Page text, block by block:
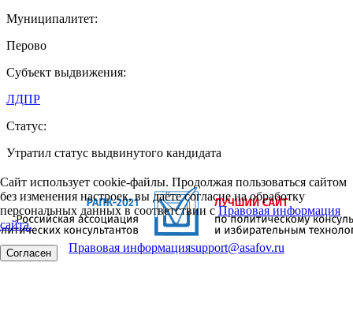
Муниципалитет:
Перово
Субъект выдвижения:
ЛДПР
Статус:
Утратил статус выдвинутого кандидата
Сайт использует cookie-файлы. Продолжая пользоваться сайтом
без изменения настроек, вы даёте согласие на обработку
персональных данных в соответствии сПравовая информация
сайта.
Согласен Правовая информацияsupport@asafov.ru